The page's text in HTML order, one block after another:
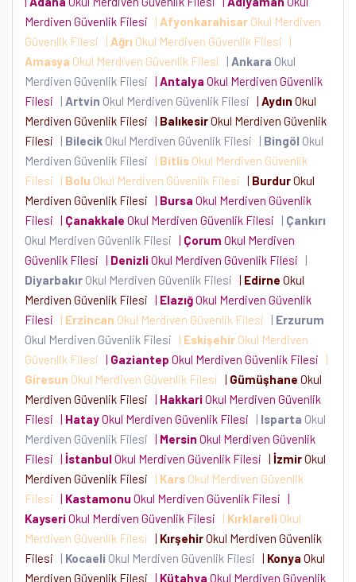
Merdiven Güvenlik Filesi
| Afyonkarahisar Okul Merdiven
Güvenlik Filesi
| Ağrı Okul Merdiven Güvenlik Filesi
|
Amasya Okul Merdiven Güvenlik Filesi | Ankara Okul
Merdiven Güvenlik Filesi | Antalya Okul Merdiven Güvenlik
Filesi
| Artvin Okul Merdiven Güvenlik Filesi | Aydın Okul
Merdiven Güvenlik Filesi | BalıkesirOkul Merdiven Güvenlik
Filesi
| Bilecik Okul Merdiven Güvenlik Filesi | Bingöl Okul
Merdiven Güvenlik Filesi
| Bitlis Okul Merdiven Güvenlik
Filesi
| Bolu Okul Merdiven Güvenlik Filesi | BurdurOkul
Merdiven Güvenlik Filesi | Bursa Okul Merdiven Güvenlik
Filesi | Çanakkale Okul Merdiven Güvenlik Filesi | Çankırı
Okul Merdiven Güvenlik Filesi | Çorum Okul Merdiven
Güvenlik Filesi | DenizliOkul Merdiven Güvenlik Filesi
|
Diyarbakır Okul Merdiven Güvenlik Filesi | Edirne Okul
Merdiven Güvenlik Filesi | ElazığOkul Merdiven Güvenlik
Filesi
| Erzincan Okul Merdiven Güvenlik Filesi | Erzurum
Okul Merdiven Güvenlik Filesi
| Eskişehir Okul Merdiven
Güvenlik Filesi | Gaziantep Okul Merdiven Güvenlik Filesi
|
Giresun Okul Merdiven Güvenlik Filesi | Gümüşhane Okul
Merdiven Güvenlik Filesi | HakkariOkul Merdiven Güvenlik
Filesi | HatayOkul Merdiven Güvenlik Filesi | Isparta Okul
Merdiven Güvenlik Filesi | Mersin Okul Merdiven Güvenlik
Filesi | İstanbulOkul Merdiven Güvenlik Filesi | İzmirOkul
Merdiven Güvenlik Filesi
| Kars Okul Merdiven Güvenlik
Filesi | Kastamonu Okul Merdiven Güvenlik Filesi |
KayseriOkul Merdiven Güvenlik Filesi | Kırklareli Okul
Merdiven Güvenlik Filesi | KırşehirOkul Merdiven Güvenlik
Filesi
| Kocaeli Okul Merdiven Güvenlik Filesi | Konya Okul
Merdiven Güvenlik Filesi | Kütahya Okul Merdiven Güvenlik